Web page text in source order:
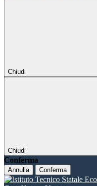
Chiudi
Chiudi
Conferma
Annulla Conferma